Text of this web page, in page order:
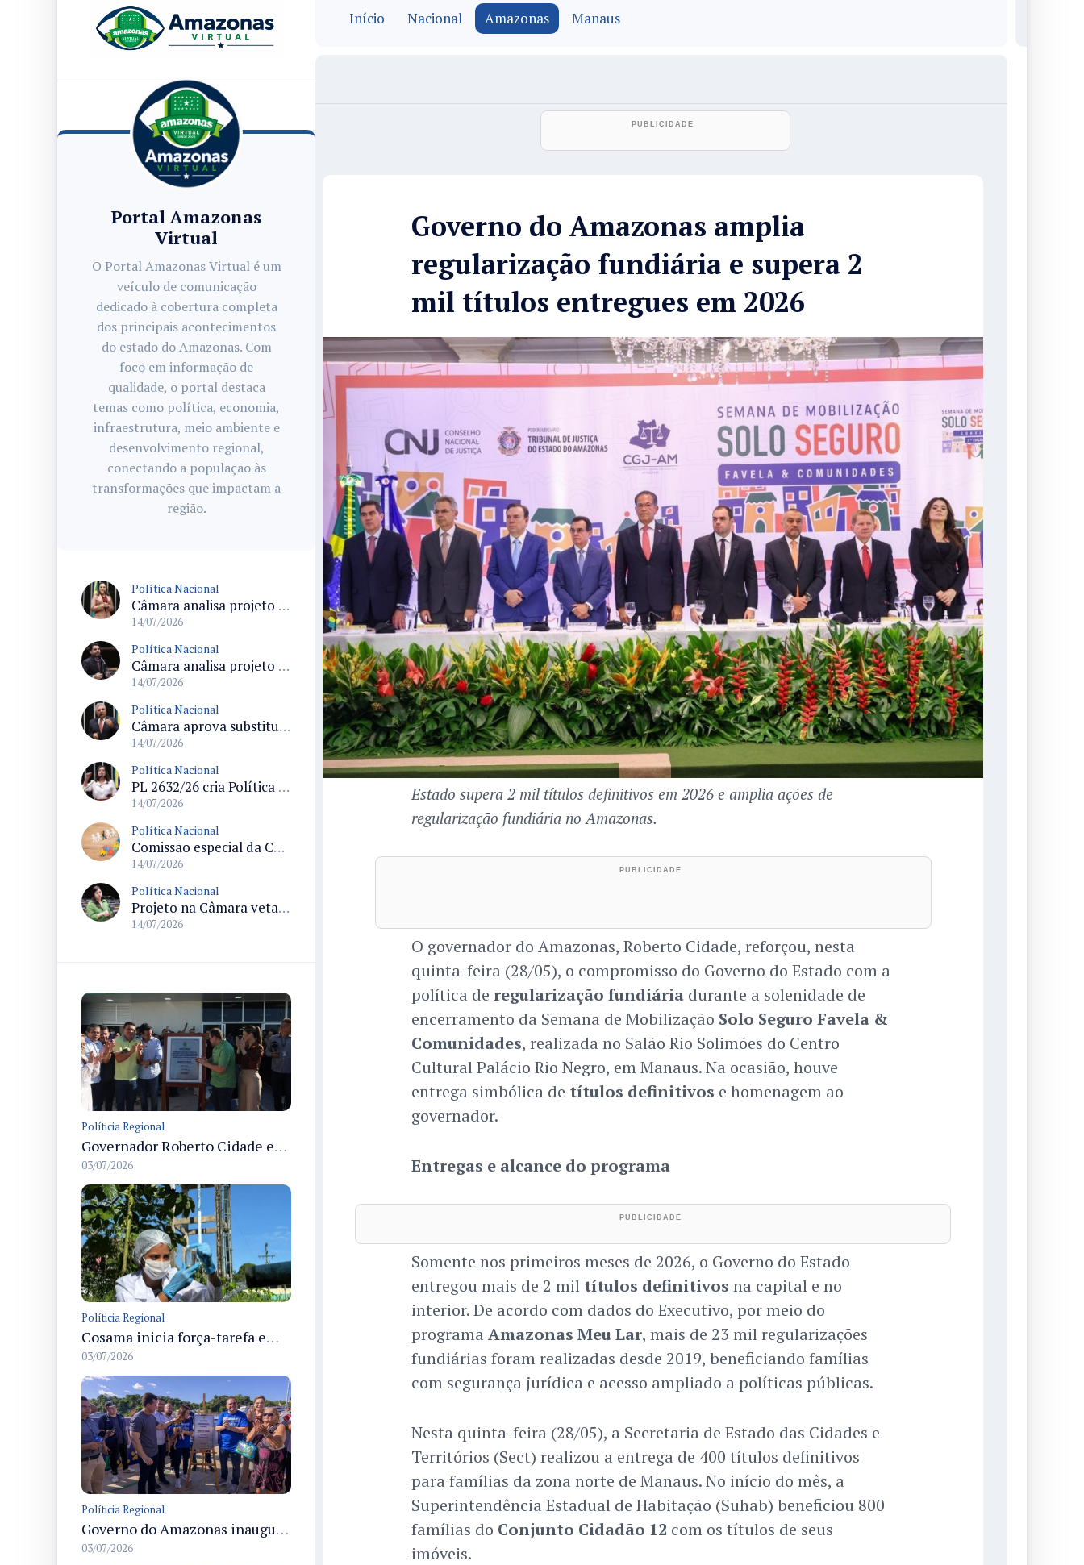
Portal Amazonas
Virtual
O Portal Amazonas Virtual é um
veículo de comunicação
dedicado à cobertura completa
dos principais acontecimentos
do estado do Amazonas. Com
foco em informação de
qualidade, o portal destaca
temas como política, economia,
infraestrutura, meio ambiente e
desenvolvimento regional,
conectando a população às
transformações que impactam a
região.
Política Nacional
Câmara analisa projeto que estabelece segurança sanitária em piscinas e ambientes aquáticos de uso coletivo
14/07/2026
Política Nacional
Câmara analisa projeto que obriga bancos a oferecer autenticação em dois fatores assistida para idosos
14/07/2026
Política Nacional
Câmara aprova substitutivo que suspende posse e porte de armas após medida protetiva de urgência
14/07/2026
Política Nacional
PL 2632/26 cria Política Mulheres em Movimento para ampliar autonomia econômica das mulheres
14/07/2026
Política Nacional
Comissão especial da Câmara vota parecer sobre o PL 3080/20 que cria política nacional para pessoas com TEA
14/07/2026
Política Nacional
Projeto na Câmara veta registro, posse e comercialização de armas para quem responde a medidas protetivas de urgência
14/07/2026
Políticia Regional
Governador Roberto Cidade entrega readequação do ambulatório da FCecon e amplia capacidade de atendimento oncológico em Manaus
03/07/2026
Políticia Regional
Cosama inicia força-tarefa em Anamã para fortalecer abastecimento de água e segurança hídrica da população
03/07/2026
Políticia Regional
Governo do Amazonas inaugura primeiro Castramóvel Fluvial para atendimento veterinário às comunidades ribeirinhas e castração gratuita
03/07/2026
Início Nacional Amazonas Manaus
Governo do Amazonas amplia
regularização fundiária e supera 2
mil títulos entregues em 2026
Estado supera 2 mil títulos definitivos em 2026 e amplia ações de
regularização fundiária no Amazonas.
O governador do Amazonas, Roberto Cidade, reforçou, nesta
quinta-feira (28/05), o compromisso do Governo do Estado com a
política de regularização fundiáriadurante a solenidade de
encerramento da Semana de Mobilização Solo Seguro Favela &
Comunidades, realizada no Salão Rio Solimões do Centro
Cultural Palácio Rio Negro, em Manaus. Na ocasião, houve
entrega simbólica de títulos definitivos e homenagem ao
governador.
Entregas e alcance do programa
Somente nos primeiros meses de 2026, o Governo do Estado
entregou mais de 2 mil títulos definitivos na capital e no
interior. De acordo com dados do Executivo, por meio do
programa Amazonas Meu Lar, mais de 23 mil regularizações
fundiárias foram realizadas desde 2019, beneficiando famílias
com segurança jurídica e acesso ampliado a políticas públicas.
Nesta quinta-feira (28/05), a Secretaria de Estado das Cidades e
Territórios (Sect) realizou a entrega de 400 títulos definitivos
para famílias da zona norte de Manaus. No início do mês, a
Superintendência Estadual de Habitação (Suhab) beneficiou 800
famílias do Conjunto Cidadão 12 com os títulos de seus
imóveis.